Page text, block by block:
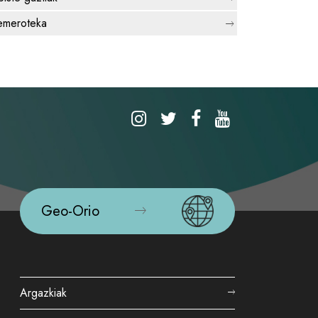
Geo-Orio
Argazkiak